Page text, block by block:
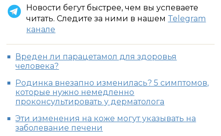
Новости бегут быстрее, чем вы успеваете
читать. Следите за ними в нашем Telegram
канале
Вреден ли парацетамол для здоровья
человека?
Родинка внезапно изменилась? 5 симптомов,
которые нужно немедленно
проконсультировать у дерматолога
Эти изменения на коже могут указывать на
заболевание печени